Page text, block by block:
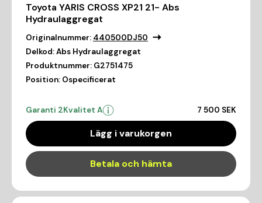
Toyota YARIS CROSS XP21 21- Abs
Hydraulaggregat
Originalnummer: 440500DJ50
Delkod:Abs Hydraulaggregat
Produktnummer: G2751475
Position: Ospecificerat
Garanti 2Kvalitet A 7 500 SEK
Lägg i varukorgen
Betala och hämta